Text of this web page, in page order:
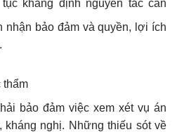
khẳng định nguyên tắc cân
nhận bảo đảm và quyền, lợi ích
thẩm
bảo đảm việc xem xét vụ án
kháng nghị. Những thiếu sót về